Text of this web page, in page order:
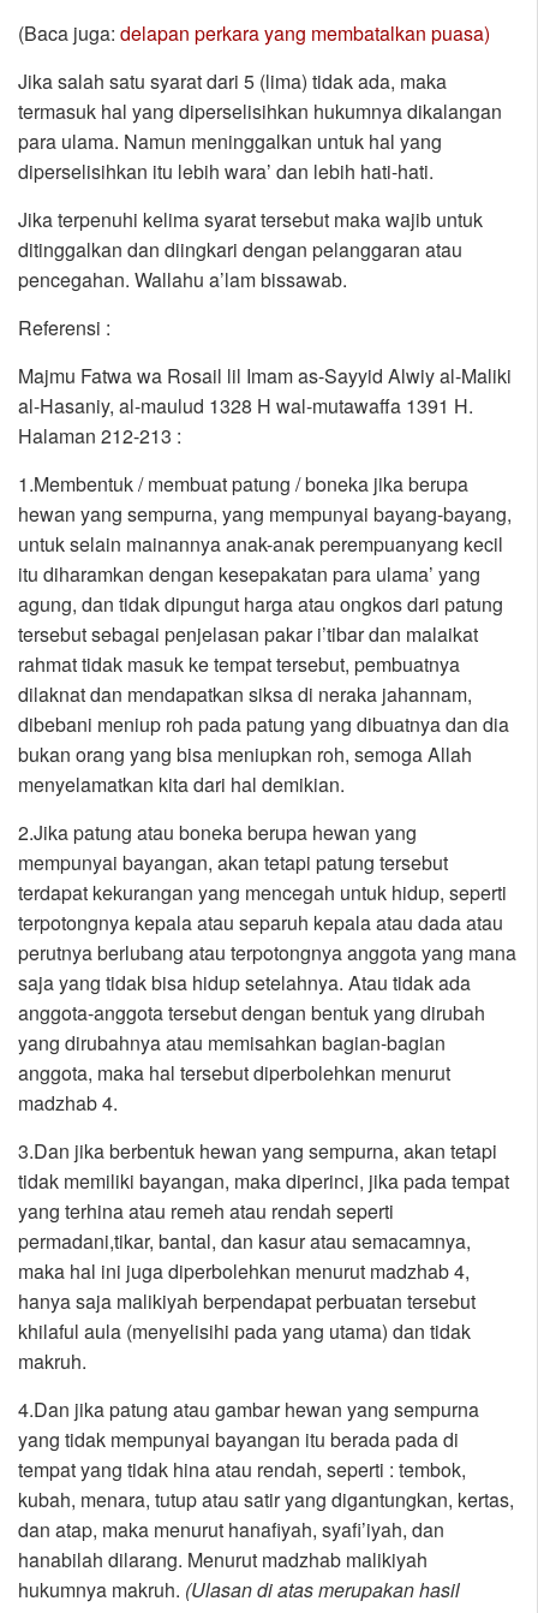
(Baca juga: delapan perkara yang membatalkan puasa)
Jika salah satu syarat dari 5 (lima) tidak ada, maka
termasuk hal yang diperselisihkan hukumnya dikalangan
para ulama. Namun meninggalkan untuk hal yang
diperselisihkan itu lebih wara’ dan lebih hati-hati.
Jika terpenuhi kelima syarat tersebut maka wajib untuk
ditinggalkan dan diingkari dengan pelanggaran atau
pencegahan. Wallahu a’lam bissawab.
Referensi :
Majmu Fatwa wa Rosail lil Imam as-Sayyid Alwiy al-Maliki
al-Hasaniy, al-maulud 1328 H wal-mutawaffa 1391 H.
Halaman 212-213 :
1.Membentuk / membuat patung / boneka jika berupa
hewan yang sempurna, yang mempunyai bayang-bayang,
untuk selain mainannya anak-anak perempuanyang kecil
itu diharamkan dengan kesepakatan para ulama’ yang
agung, dan tidak dipungut harga atau ongkos dari patung
tersebut sebagai penjelasan pakar i’tibar dan malaikat
rahmat tidak masuk ke tempat tersebut, pembuatnya
dilaknat dan mendapatkan siksa di neraka jahannam,
dibebani meniup roh pada patung yang dibuatnya dan dia
bukan orang yang bisa meniupkan roh, semoga Allah
menyelamatkan kita dari hal demikian.
2.Jika patung atau boneka berupa hewan yang
mempunyai bayangan, akan tetapi patung tersebut
terdapat kekurangan yang mencegah untuk hidup, seperti
terpotongnya kepala atau separuh kepala atau dada atau
perutnya berlubang atau terpotongnya anggota yang mana
saja yang tidak bisa hidup setelahnya. Atau tidak ada
anggota-anggota tersebut dengan bentuk yang dirubah
yang dirubahnya atau memisahkan bagian-bagian
anggota, maka hal tersebut diperbolehkan menurut
madzhab 4.
3.Dan jika berbentuk hewan yang sempurna, akan tetapi
tidak memiliki bayangan, maka diperinci, jika pada tempat
yang terhina atau remeh atau rendah seperti
permadani,tikar, bantal, dan kasur atau semacamnya,
maka hal ini juga diperbolehkan menurut madzhab 4,
hanya saja malikiyah berpendapat perbuatan tersebut
khilaful aula (menyelisihi pada yang utama) dan tidak
makruh.
4.Dan jika patung atau gambar hewan yang sempurna
yang tidak mempunyai bayangan itu berada pada di
tempat yang tidak hina atau rendah, seperti : tembok,
kubah, menara, tutup atau satir yang digantungkan, kertas,
dan atap, maka menurut hanafiyah, syafi’iyah, dan
hanabilah dilarang. Menurut madzhab malikiyah
hukumnya makruh. (Ulasan di atas merupakan hasil